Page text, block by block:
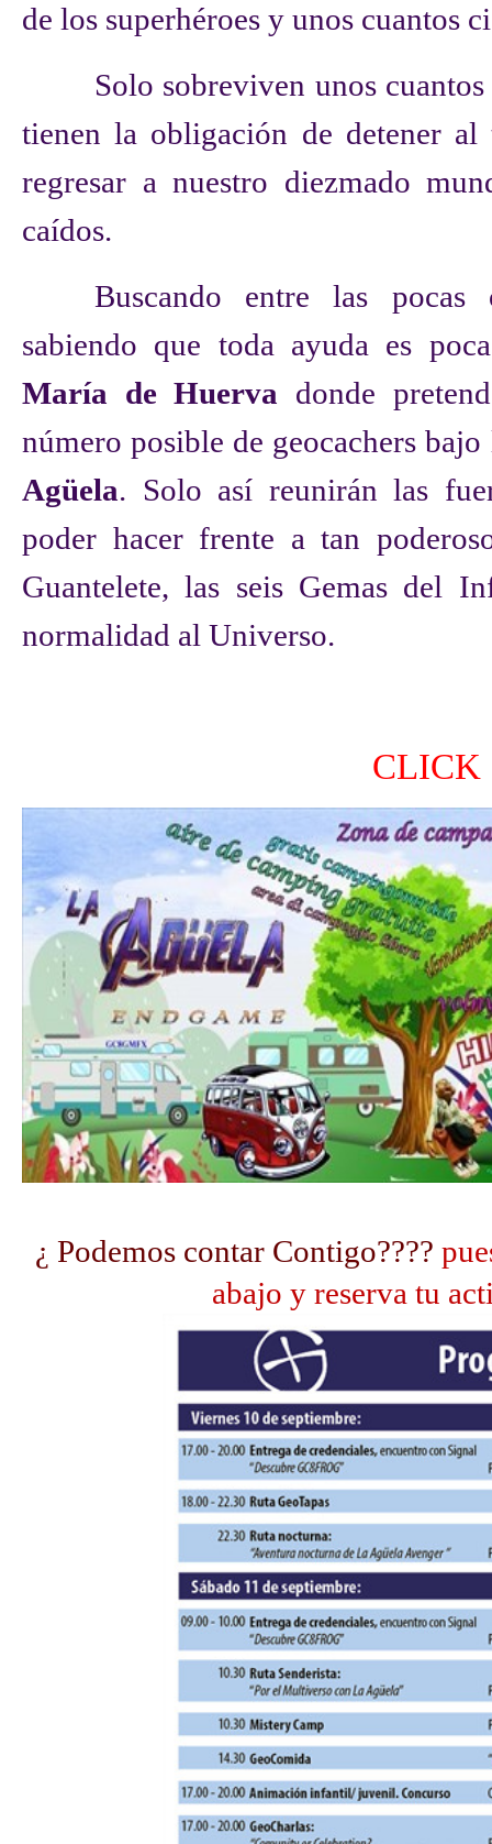
de los superhéroes y unos cuantos
Solo sobreviven unos
tienen la obligación de detener
regresar a nuestro diezmado
caídos.
Buscando entre las pocas
sabiendo que toda ayuda es
María de Huerva donde
número posible de geocachers
Agüela. Solo así reunirán las
poder hacer frente a tan
Guantelete, las seis Gemas del
normalidad al Universo.
CLICK
¿ Podemos contar Contigo????
abajo y reserva tu